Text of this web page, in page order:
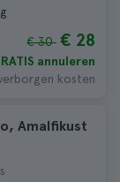
€ 30 € 28
annuleren
kosten
Amalfikust